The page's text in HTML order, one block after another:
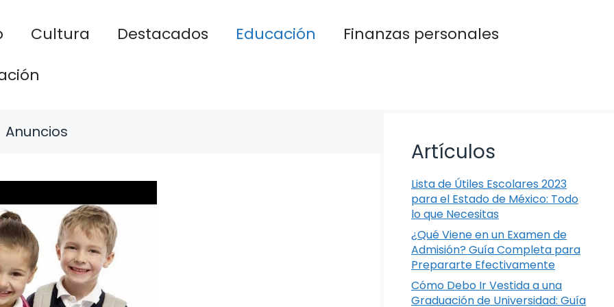
Cultura Destacados Educación
Finanzas personales
Anuncios
Artículos
Lista de Útiles Escolares 2023
para el Estado de México: Todo
lo que Necesitas
¿Qué Viene en un Examen de
Admisión? Guía Completa para
Prepararte Efectivamente
Cómo Debo Ir Vestida a una
Graduación de Universidad: Guía